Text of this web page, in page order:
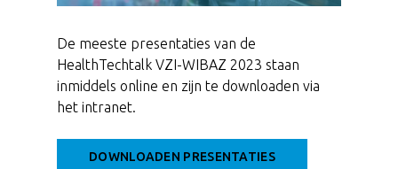
De meeste presentaties van de
HealthTechtalk VZI-WIBAZ 2023 staan
inmiddels online en zijn te downloaden via
het intranet.
DOWNLOADEN PRESENTATIES